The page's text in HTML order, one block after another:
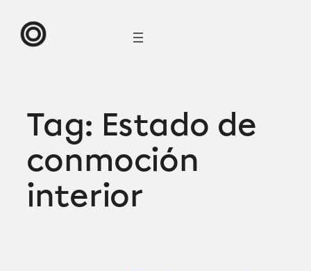
content
Tag: Estado de
conmoción
interior